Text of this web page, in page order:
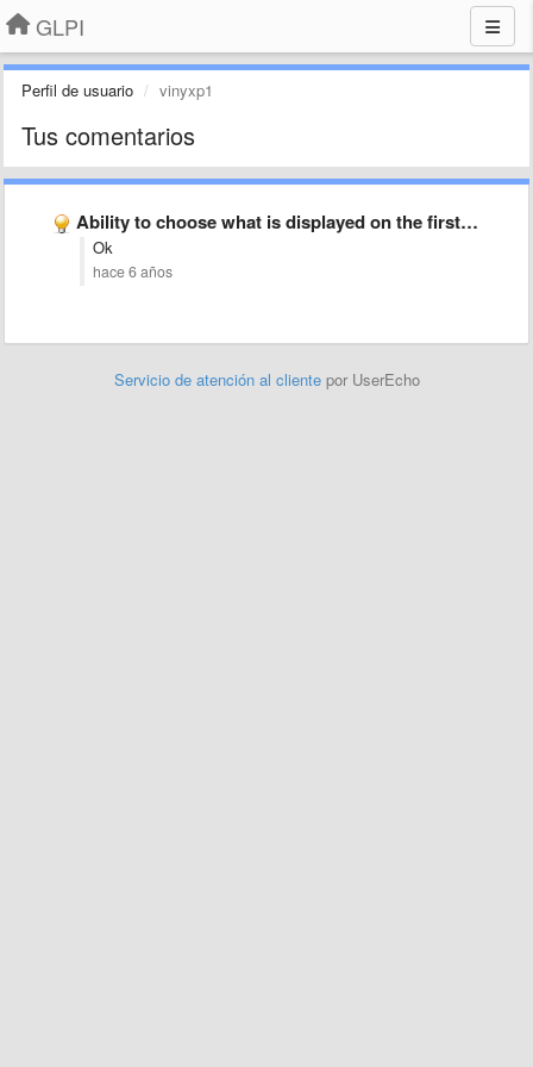
GLPI
Perfil de usuario vinyxp1
Tus comentarios
Ability to choose what is displayed on the first page …
Ok
hace 6 años
Servicio de atención al cliente por UserEcho